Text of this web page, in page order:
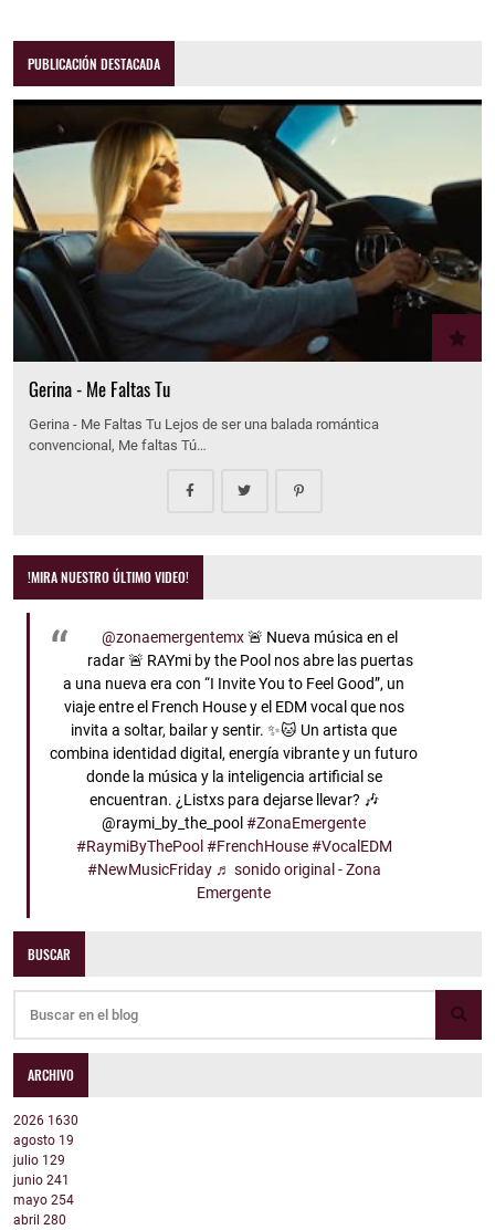
PUBLICACIÓN DESTACADA
Gerina - Me Faltas Tu
Gerina - Me Faltas Tu Lejos de ser una balada romántica
convencional, Me faltas Tú…
!MIRA NUESTRO ÚLTIMO VIDEO!
@zonaemergentemx🚨 Nueva música en el
radar 🚨 RAYmi by the Pool nos abre las puertas
a una nueva era con “I Invite You to Feel Good”, un
viaje entre el French House y el EDM vocal que nos
invita a soltar, bailar y sentir. ✨🐱 Un artista que
combina identidad digital, energía vibrante y un futuro
donde la música y la inteligencia artificial se
encuentran. ¿Listxs para dejarse llevar? 🎶
@raymi_by_the_pool#ZonaEmergente
#RaymiByThePool #FrenchHouse #VocalEDM
#NewMusicFriday ♬ sonido original - Zona
Emergente
BUSCAR
ARCHIVO
2026 1630
agosto 19
julio 129
junio 241
mayo 254
abril 280